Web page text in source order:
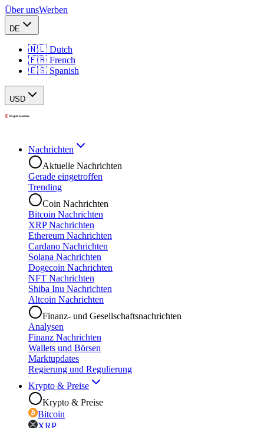
Über unsWerben
DE
🇳🇱 Dutch
🇫🇷 French
🇪🇸 Spanish
USD
Nachrichten
Aktuelle Nachrichten
Gerade eingetroffen
Trending
Coin Nachrichten
Bitcoin Nachrichten
XRP Nachrichten
Ethereum Nachrichten
Cardano Nachrichten
Solana Nachrichten
Dogecoin Nachrichten
NFT Nachrichten
Shiba Inu Nachrichten
Altcoin Nachrichten
Finanz- und Gesellschaftsnachrichten
Analysen
Finanz Nachrichten
Wallets und Börsen
Marktupdates
Regierung und Regulierung
Krypto & Preise
Krypto & Preise
Bitcoin
XRP